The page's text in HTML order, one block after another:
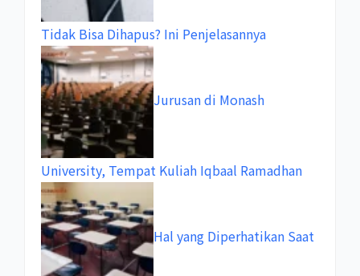
Tidak Bisa Dihapus? Ini Penjelasannya
Jurusan di Monash
University, Tempat Kuliah Iqbaal Ramadhan
Hal yang Diperhatikan Saat